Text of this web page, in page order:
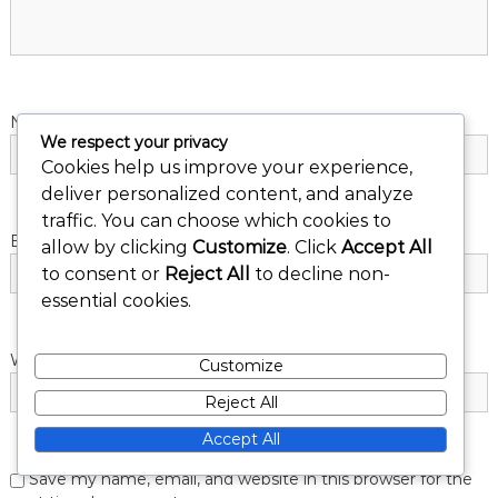
o
n
Name
Email*
Website
Save my name, email, and website in this browser for the
We respect your privacy
Cookies help us improve your experience,
deliver personalized content, and analyze
traffic. You can choose which cookies to
allow by clicking Customize. Click Accept All
to consent or Reject All
to decline non-
essential cookies.
Customize
Reject All
Accept All